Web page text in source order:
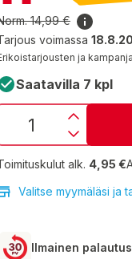
14,99 €
voimassa
ja
Saatavilla 7 kpl
alk. 4,95 €
Valitse myymäläsi ja
Ilmainen